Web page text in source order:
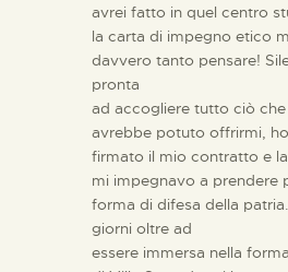
avrei fatto in quel centro
la carta di impegno etico
davvero tanto pensare!
pronta
ad accogliere tutto ciò
avrebbe potuto offrirmi, ho
firmato il mio contratto e
mi impegnavo a prendere
forma di difesa della
giorni oltre ad
essere immersa nella